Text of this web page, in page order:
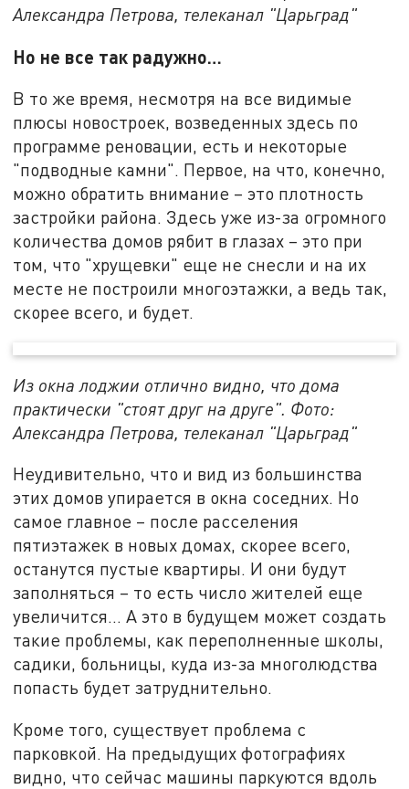
Александра Петрова, телеканал "Царьград"
Но не все так радужно…
В то же время, несмотря на все видимые
плюсы новостроек, возведенных здесь по
программе реновации, есть и некоторые
"подводные камни". Первое, на что, конечно,
можно обратить внимание – это плотность
застройки района. Здесь уже из-за огромного
количества домов рябит в глазах – это при
том, что "хрущевки" еще не снесли и на их
месте не построили многоэтажки, а ведь так,
скорее всего, и будет.
Из окна лоджии отлично видно, что дома
практически "стоят друг на друге". Фото:
Александра Петрова, телеканал "Царьград"
Неудивительно, что и вид из большинства
этих домов упирается в окна соседних. Но
самое главное – после расселения
пятиэтажек в новых домах, скорее всего,
останутся пустые квартиры. И они будут
заполняться – то есть число жителей еще
увеличится… А это в будущем может создать
такие проблемы, как переполненные школы,
садики, больницы, куда из-за многолюдства
попасть будет затруднительно.
Кроме того, существует проблема с
парковкой. На предыдущих фотографиях
видно, что сейчас машины паркуются вдоль